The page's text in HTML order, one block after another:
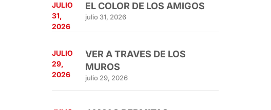
JULIO
31,
2026
EL COLOR DE LOS AMIGOS
julio 31, 2026
JULIO
29,
2026
VER A TRAVES DE LOS
MUROS
julio 29, 2026